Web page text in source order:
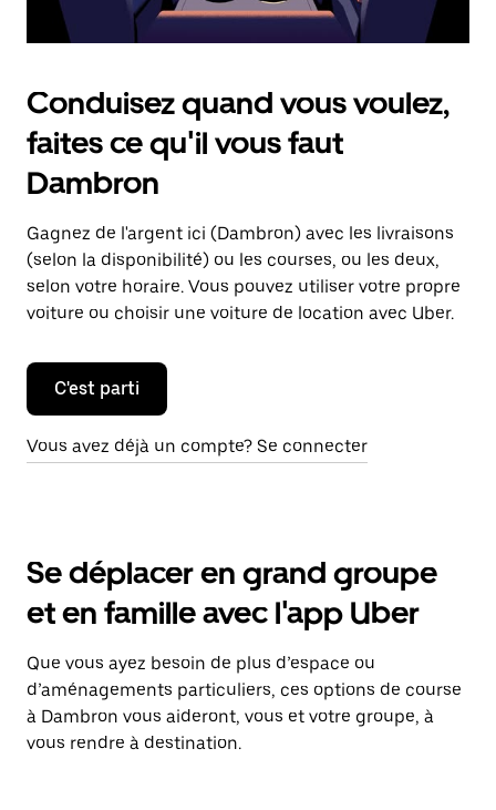
Conduisez quand vous voulez,
faites ce qu'il vous faut
Dambron
Gagnez de l'argent ici (Dambron) avec les livraisons
(selon la disponibilité) ou les courses, ou les deux,
selon votre horaire. Vous pouvez utiliser votre propre
voiture ou choisir une voiture de location avec Uber.
C'est parti
Vous avez déjà un compte? Se connecter
Se déplacer en grand groupe
et en famille avec l'app Uber
Que vous ayez besoin de plus d’espace ou
d’aménagements particuliers, ces options de course
à Dambron vous aideront, vous et votre groupe, à
vous rendre à destination.